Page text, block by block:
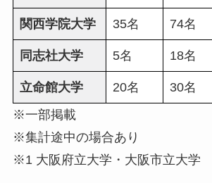
関西学院大学 35名 74名
同志社大学 5名 18名
立命館大学 20名 30名
※一部掲載
※集計途中の場合あり
※1 大阪府立大学・大阪市立大学